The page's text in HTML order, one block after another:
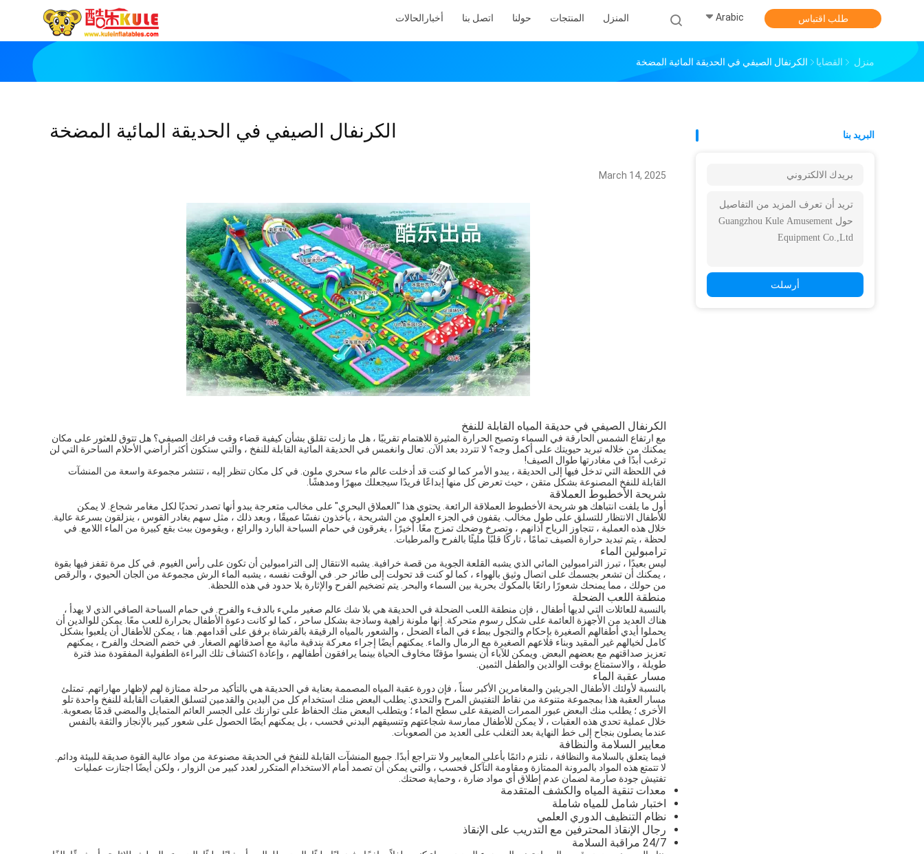
المنزل المنتجات حولنا اتصل بنا أخبار الحالات Arabic طلب اقتباس
منزل القضايا الكرنفال الصيفي في الحديقة المائية المضخة
الكرنفال الصيفي في الحديقة المائية المضخة
March 14, 2025
الكرنفال الصيفي في حديقة المياه القابلة للنفخ
مع ارتفاع الشمس الحارقة في السماء وتصبح الحرارة المثيرة للاهتمام تقريبًا ، هل ما زلت تقلق بشأن كيفية قضاء وقت فراغك الصيفي؟ هل تتوق للعثور على مكان
يمكنك من خلاله تبريد حيويتك على أكمل وجه؟ لا تتردد بعد الآن. تعال وانغمس في الحديقة المائية القابلة للنفخ ، والتي ستكون أكثر أراضي الأحلام الساحرة التي لن
ترغب أبدًا في مغادرتها طوال الصيف!
في اللحظة التي تدخل فيها إلى الحديقة ، يبدو الأمر كما لو كنت قد أدخلت عالم ماء سحري ملون. في كل مكان تنظر إليه ، تنتشر مجموعة واسعة من المنشآت
القابلة للنفخ المصنوعة بشكل متقن ، حيث تعرض كل منها إبداعًا فريدًا سيجعلك مبهرًا ومدهشًا.
شريحة الأخطبوط العملاقة
أول ما يلفت انتباهك هو شريحة الأخطبوط العملاقة الرائعة. يحتوي هذا "العملاق البحري" على مخالب متعرجة يبدو أنها تصدر تحديًا لكل مغامر شجاع. لا يمكن
للأطفال الانتظار للتسلق على طول مخالب. يقفون في الجزء العلوي من الشريحة ، يأخذون نفسًا عميقًا ، وبعد ذلك ، مثل سهم يغادر القوس ، ينزلقون بسرعة عالية.
خلال هذه العملية ، تتجاوز الرياح آذانهم ، وتصرخ وضحك تمزج معًا. أخيرًا ، يغرقون في حمام السباحة البارد والرائع ، ويقومون ببث بقع كبيرة من الماء اللامع. في
لحظة ، يتم تبديد حرارة الصيف تمامًا ، تاركًا قلبًا مليئًا بالفرح والمرطبات.
ترامبولين الماء
ليس بعيدًا ، تبرز الترامبولين المائي الذي يشبه القلعة الجوية من قصة خرافية. يشبه الانتقال إلى الترامبولين أن تكون على رأس الغيوم. في كل مرة تقفز فيها بقوة
، يمكنك أن تشعر بجسمك على اتصال وثيق بالهواء ، كما لو كنت قد تحولت إلى طائر حر. في الوقت نفسه ، يشبه الماء الرش مجموعة من الجان الحيوي ، والرقص
من حولك ، مما يمنحك شعورًا رائعًا بالمكوك بحرية بين السماء والبحر. يتم تضخيم الفرح والإثارة بلا حدود في هذه اللحظة.
منطقة اللعب الضحلة
بالنسبة للعائلات التي لديها أطفال ، فإن منطقة اللعب الضحلة في الحديقة هي بلا شك عالم صغير مليء بالدفء والفرح. في حمام السباحة الصافي الذي لا يهدأ ،
هناك العديد من الأجهزة العائمة على شكل رسوم متحركة. إنها ملونة زاهية وساذجة بشكل ساحر ، كما لو كانت دعوة الأطفال بحرارة للعب معًا. يمكن للوالدين أن
يحملوا أيدي أطفالهم الصغيرة بإحكام والتجول ببطء في الماء الضحل ، والشعور بالمياه الرقيقة بالفرشاة برفق على أقدامهم. هنا ، يمكن للأطفال أن يلعبوا بشكل
كامل لخيالهم غير المقيد وبناء قلاعهم الصغيرة مع الرمال والماء. يمكنهم أيضًا إجراء معركة بندقية مائية مع أصدقائهم الصغار. في خضم الضحك والفرح ، يمكنهم
تعزيز صداقتهم مع بعضهم البعض. ويمكن للآباء أن ينسوا مؤقتًا مخاوف الحياة بينما يرافقون أطفالهم ، وإعادة اكتشاف تلك البراءة الطفولية المفقودة منذ فترة
طويلة ، والاستمتاع بوقت الوالدين والطفل الثمين.
مسار عقبة الماء
بالنسبة لأولئك الأطفال الجريئين والمغامرين الأكبر سناً ، فإن دورة عقبة المياه المصممة بعناية في الحديقة هي بالتأكيد مرحلة ممتازة لهم لإظهار مهاراتهم. تمتلئ
مسار العقبة هذا بمجموعة متنوعة من نقاط التفتيش المرح والتحدي: يطلب البعض منك استخدام كل من اليدين والقدمين لتسلق العقبات القابلة للنفخ واحدة تلو
الأخرى ؛ يطلب منك البعض عبور الممرات الضيقة على سطح الماء ؛ ويتطلب البعض منك الحفاظ على توازنك على الجسر العائم المتمايل والمضي قدمًا بصعوبة.
خلال عملية تحدي هذه العقبات ، لا يمكن للأطفال ممارسة شجاعتهم وتنسيقهم البدني فحسب ، بل يمكنهم أيضًا الحصول على شعور كبير بالإنجاز والثقة بالنفس
عندما يصلون بنجاح إلى خط النهاية بعد التغلب على العديد من الصعوبات.
معايير السلامة والنظافة
فيما يتعلق بالسلامة والنظافة ، نلتزم دائمًا بأعلى المعايير ولا نتراجع أبدًا. جميع المنشآت القابلة للنفخ في الحديقة مصنوعة من مواد عالية القوة صديقة للبيئة ودائم.
لا تتمتع هذه المواد بالمرونة الممتازة ومقاومة التآكل فحسب ، والتي يمكن أن تصمد أمام الاستخدام المتكرر لعدد كبير من الزوار ، ولكن أيضًا اجتازت عمليات
تفتيش جودة صارمة لضمان عدم إطلاق أي مواد ضارة ، وحماية صحتك.
معدات تنقية المياه والكشف المتقدمة
اختبار شامل للمياه شاملة
نظام التنظيف الدوري العلمي
رجال الإنقاذ المحترفين مع التدريب على الإنقاذ
24/7 مراقبة السلامة
البريد بنا
أرسلت